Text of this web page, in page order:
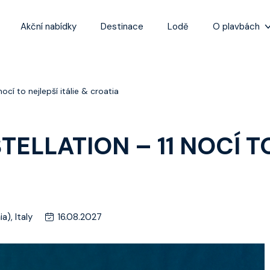
Akční nabídky Destinace Lodě O plavbách
Tipy na nejlepší
to nejlepší itálie & croatia
– 11 NOCÍ
Italy 16.08.2027